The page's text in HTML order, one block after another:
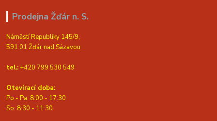
Prodejna Žďár n. S.
Náměstí Republiky 145/9,
591 01 Žďár nad Sázavou
tel.: +420 799 530 549
Otevírací doba:
Po - Pa: 8:00 - 17:30
So: 8:30 - 11:30